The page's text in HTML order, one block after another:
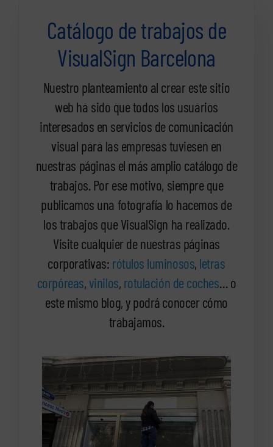
Catálogo de trabajos de
VisualSign Barcelona
Nuestro planteamiento al crear este sitio
web ha sido que todos los usuarios
interesados en servicios de comunicación
visual para las empresas tuviesen en
nuestras páginas el más amplio catálogo de
trabajos. Por ese motivo, siempre que
publicamos una fotografía lo hacemos de
los trabajos que VisualSign ha realizado.
Visite cualquier de nuestras páginas
corporativas: rótulos luminosos, letras
corpóreas,vinilos, rotulación de coches… o
este mismo blog, y podrá conocer cómo
trabajamos.